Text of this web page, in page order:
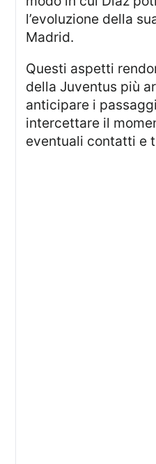
l’evoluzione della
Madrid.
Questi aspetti rendono la valutazione
della Juventus più
anticipare i
intercettare il
eventuali contatti e